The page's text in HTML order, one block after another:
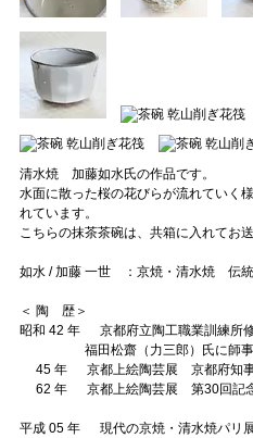
清水焼 加藤如水氏の作品です。
水面に散った桜の花びらが流れていく
れています。
こちらの抹茶茶碗は、共箱に入れてお送
如水 / 加藤 一世 ：京焼・清水焼 伝
＜ 陶 歴＞
昭和 42 年 京都府立陶工職業訓練所
福田松齋（力三郎）氏に師事
45 年 京都上絵陶芸展 京都府知
62 年 京都上絵陶芸展 第30回記
平成 05 年 現代の京焼・清水焼パリ